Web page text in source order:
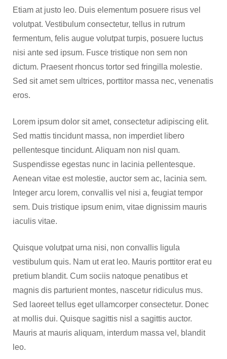
Etiam at justo leo. Duis elementum posuere risus vel
volutpat. Vestibulum consectetur, tellus in rutrum
fermentum, felis augue volutpat turpis, posuere luctus
nisi ante sed ipsum. Fusce tristique non sem non
dictum. Praesent rhoncus tortor sed fringilla molestie.
Sed sit amet sem ultrices, porttitor massa nec, venenatis
eros.
Lorem ipsum dolor sit amet, consectetur adipiscing elit.
Sed mattis tincidunt massa, non imperdiet libero
pellentesque tincidunt. Aliquam non nisl quam.
Suspendisse egestas nunc in lacinia pellentesque.
Aenean vitae est molestie, auctor sem ac, lacinia sem.
Integer arcu lorem, convallis vel nisi a, feugiat tempor
sem. Duis tristique ipsum enim, vitae dignissim mauris
iaculis vitae.
Quisque volutpat urna nisi, non convallis ligula
vestibulum quis. Nam ut erat leo. Mauris porttitor erat eu
pretium blandit. Cum sociis natoque penatibus et
magnis dis parturient montes, nascetur ridiculus mus.
Sed laoreet tellus eget ullamcorper consectetur. Donec
at mollis dui. Quisque sagittis nisl a sagittis auctor.
Mauris at mauris aliquam, interdum massa vel, blandit
leo.